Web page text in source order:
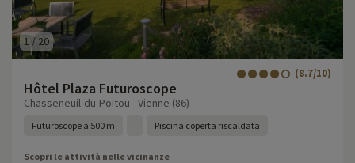
1 / 20
Hôtel Plaza Futuroscope
(8.7/10)
Chasseneuil-du-Poitou - Vienne (86)
Futuroscope a 500 m Piscina coperta riscaldata
Scopri le attività nelle vicinanze